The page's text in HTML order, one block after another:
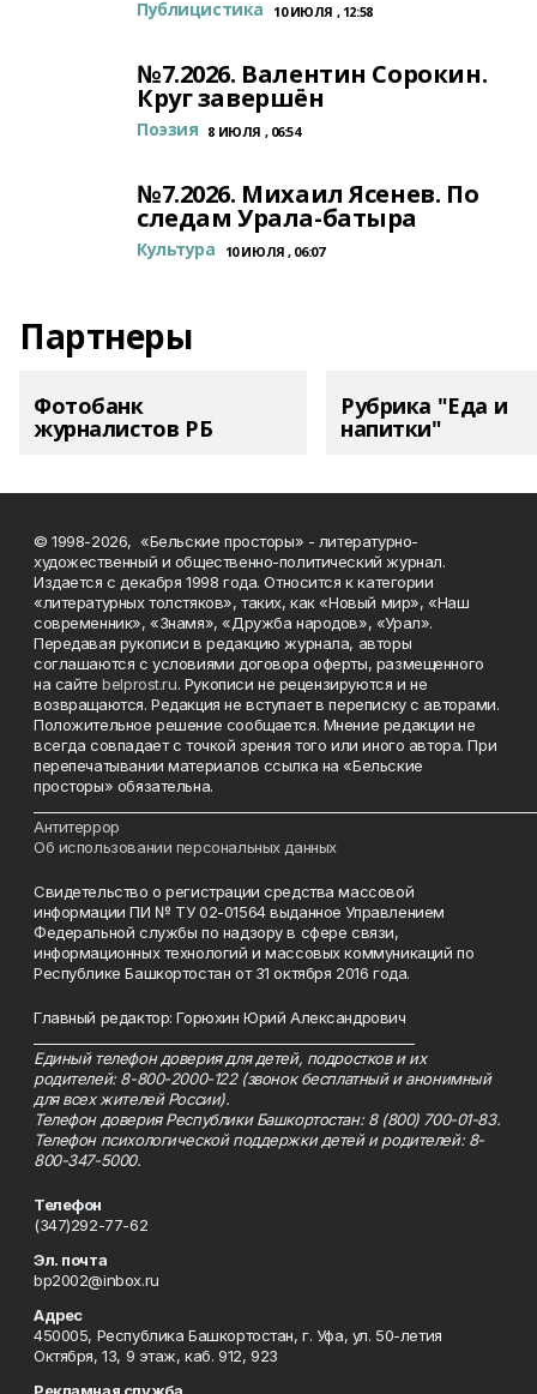
Публицистика 10 ИЮЛЯ , 12:58
№7.2026. Валентин Сорокин.
Круг завершён
Поэзия 8 ИЮЛЯ , 06:54
№7.2026. Михаил Ясенев. По
следам Урала-батыра
Культура 10 ИЮЛЯ , 06:07
Партнеры
Фотобанк
журналистов РБ
Рубрика "Еда и
напитки"
© 1998-2026, «Бельские просторы» - литературно-
художественный и общественно-политический журнал.
Издается с декабря 1998 года. Относится к категории
«литературных толстяков», таких, как «Новый мир», «Наш
современник», «Знамя», «Дружба народов», «Урал».
Передавая рукописи в редакцию журнала, авторы
соглашаются с условиями договора оферты, размещенного
на сайтеbelprost.ru. Рукописи не рецензируются и не
возвращаются. Редакция не вступает в переписку с авторами.
Положительное решение сообщается. Мнение редакции не
всегда совпадает с точкой зрения того или иного автора. При
перепечатывании материалов ссылка на «Бельские
просторы» обязательна.
Антитеррор
Об использовании персональных данных
Свидетельство о регистрации средства массовой
информации ПИ № ТУ 02-01564 выданное Управлением
Федеральной службы по надзору в сфере связи,
информационных технологий и массовых коммуникаций по
Республике Башкортостан от 31 октября 2016 года.
Главный редактор: Горюхин Юрий Александрович
Единый телефон доверия для детей, подростков и их
родителей: 8-800-2000-122 (звонок бесплатный и анонимный
для всех жителей России).
Телефон доверия Республики Башкортостан: 8 (800) 700-01-83.
Телефон психологической поддержки детей и родителей: 8-
800-347-5000.
Телефон
(347)292-77-62
Эл. почта
bp2002@inbox.ru
Адрес
450005, Республика Башкортостан, г. Уфа, ул. 50-летия
Октября, 13, 9 этаж, каб. 912, 923